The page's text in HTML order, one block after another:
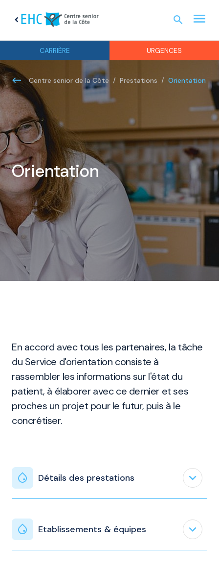
chevron_left
CARRIÈRE URGENCES
search menu
Centre senior de la Côte Prestations Orientation
Orientation
En accord avec tous les partenaires, la tâche
du Service d'orientation consiste à
rassembler les informations sur l'état du
patient, à élaborer avec ce dernier et ses
proches un projet pour le futur, puis à le
concrétiser.
Détails des prestations expand_less
Etablissements & équipes expand_less